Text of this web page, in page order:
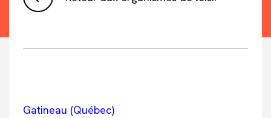
Gatineau (Québec)